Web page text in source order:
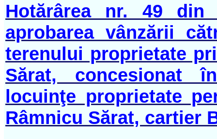
Hotărârea nr. 49 din
aprobarea vânzării
terenului proprietate
Sărat, concesionat
locuinţe proprietate
Râmnicu Sărat, cartier